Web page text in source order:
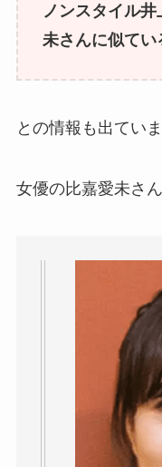
ノンスタイル
未さんに似て
との情報も出ていま
女優の比嘉愛未さ